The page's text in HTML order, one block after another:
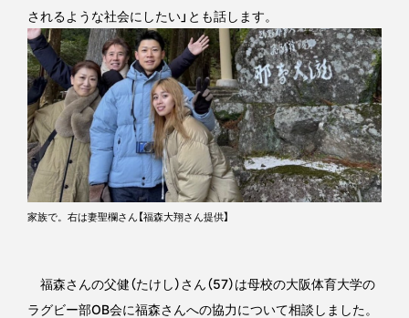
されるような社会にしたい」とも話します。
家族で。右は妻聖欄さん【福森大翔さん提供】
福森さんの父健（たけし）さん（57）は母校の大阪体育大学の
ラグビー部OB会に福森さんへの協力について相談しました。